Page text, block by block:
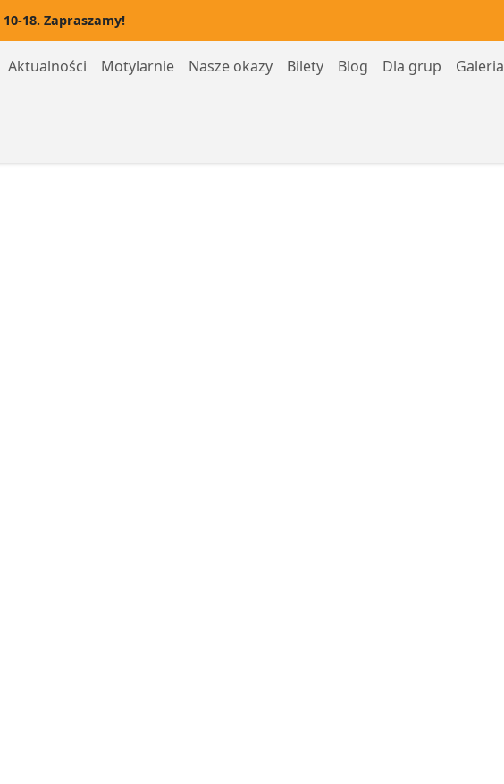
18. Zapraszamy!
Aktualności Motylarnie
Motylarnia Hel
Nasze okazy Bilety Blog Dla grup Galeria